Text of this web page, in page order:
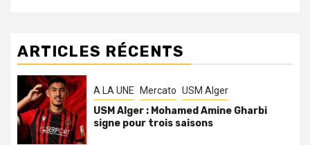
ARTICLES RÉCENTS
A LA UNE Mercato USM Alger
USM Alger : Mohamed Amine Gharbi
signe pour trois saisons